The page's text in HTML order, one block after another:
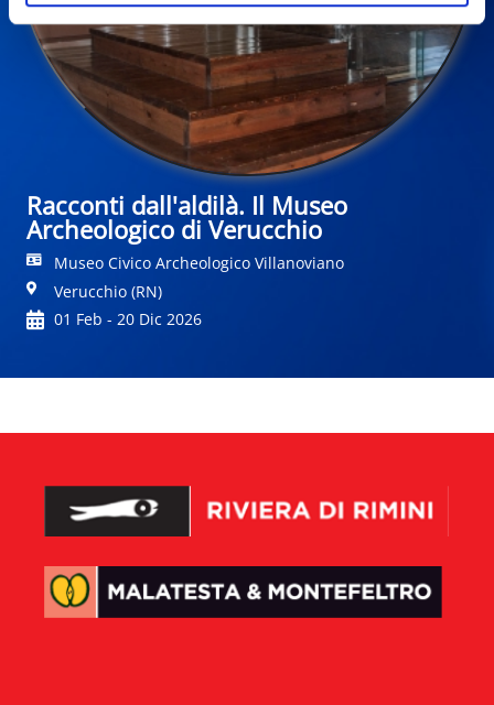
Racconti dall'aldilà. Il Museo
Archeologico di Verucchio
Museo Civico Archeologico Villanoviano
Verucchio (RN)
01 Feb - 20 Dic 2026